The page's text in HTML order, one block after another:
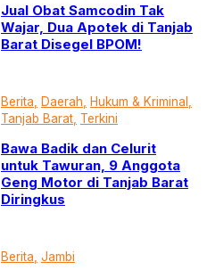
Jual Obat Samcodin Tak
Wajar, Dua Apotek di Tanjab
Barat Disegel BPOM!
Berita Daerah Hukum & Kriminal
Tanjab Barat Terkini
Bawa Badik dan Celurit
untuk Tawuran, 9 Anggota
Geng Motor di Tanjab Barat
Diringkus
Berita Jambi